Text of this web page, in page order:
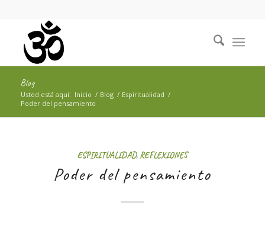
Blog
Usted está aquí: Inicio / Blog / Espiritualidad /
Poder del pensamiento
ESPIRITUALIDAD, REFLEXIONES
Poder del pensamiento